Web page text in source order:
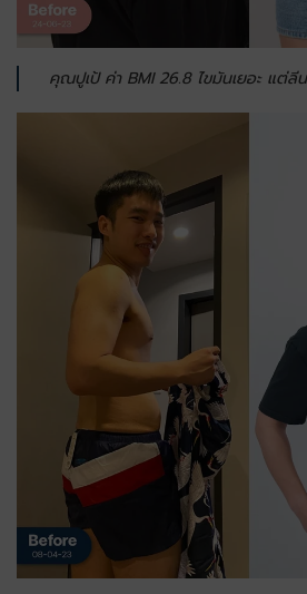
คุณปูเป้ ค่า BMI 26.8 ไขมันเยอะ แต่ลี